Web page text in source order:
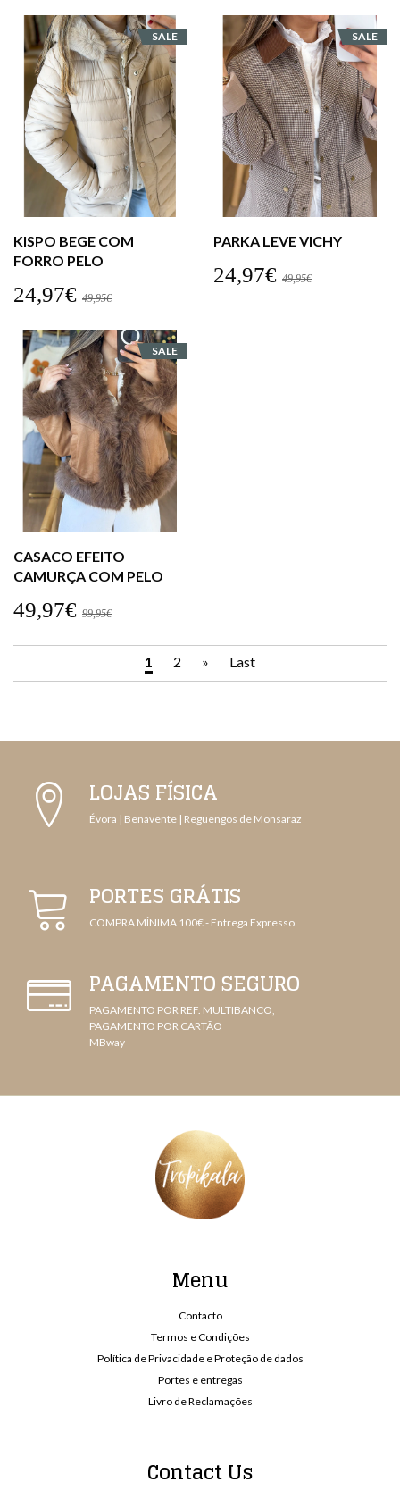
SALE
KISPO BEGE COM
FORRO PELO
24,97€ 49,95€
SALE
PARKA LEVE VICHY
24,97€ 49,95€
SALE
CASACO EFEITO
CAMURÇA COM PELO
49,97€ 99,95€
1 2 » Last
LOJAS FÍSICA
Évora | Benavente | Reguengos de Monsaraz
PORTES GRÁTIS
COMPRA MÍNIMA 100€ - Entrega Expresso
PAGAMENTO SEGURO
PAGAMENTO POR REF. MULTIBANCO,
PAGAMENTO POR CARTÃO
MBway
Menu
Contacto
Termos e Condições
Política de Privacidade e Proteção de dados
Portes e entregas
Livro de Reclamações
Contact Us